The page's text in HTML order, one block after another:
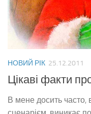
НОВИЙ РІК 25.12.2011
Цікаві факти
В мене досить часто,